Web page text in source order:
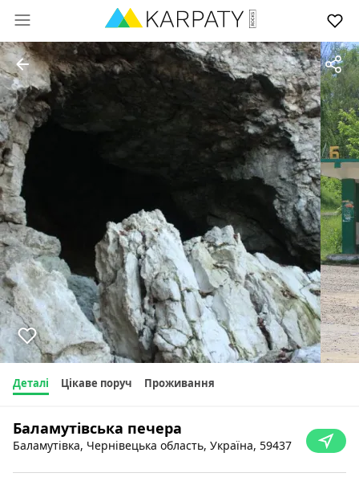
Деталі Цікаве поруч Проживання
Баламутівська печера
Баламутівка, Чернівецька область, Україна, 59437